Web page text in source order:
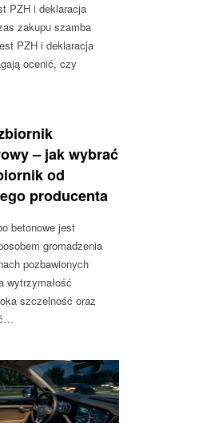
PZH i deklaracja
zakupu szamba
PZH i deklaracja
ocenić, czy
– jak wybrać
od
producenta
betonowe jest
gromadzenia
pozbawionych
wytrzymałość
szczelność oraz